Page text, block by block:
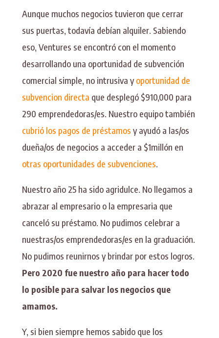
Aunque muchos negocios tuvieron que cerrar
sus puertas, todavía debían alquiler. Sabiendo
eso, Ventures se encontró con el momento
desarrollando una oportunidad de subvención
comercial simple, no intrusiva yoportunidad de
subvencion directa que desplegó $910,000 para
290 emprendedoras/es. Nuestro equipo también
cubrió los pagos de préstamos y ayudó a las/os
dueña/os de negocios a acceder a $1millón en
otras oportunidades de subvenciones.
Nuestro año 25 ha sido agridulce. No llegamos a
abrazar al empresario o la empresaria que
canceló su préstamo. No pudimos celebrar a
nuestras/os emprendedoras/es en la graduación.
No pudimos reunirnos y brindar por estos logros.
Pero 2020 fue nuestro año para hacer todo
lo posible para salvar los negocios que
amamos.
Y, si bien siempre hemos sabido que los